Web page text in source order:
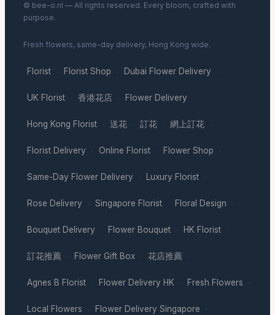
© bee-o.nl — All rights reserved. Every bloom, crafted with
purpose.
Fresh flowers, same-day delivery, Hong Kong wide.
Florist · Florist Shop · Dubai Flower Delivery ·
UK Florist · 香港花店 · Flower Delivery ·
Hong Kong Florist · 送花 · 訂花 · 網上訂花 ·
Florist Delivery · Online Florist · Flower Shop ·
Same-Day Flower Delivery · Luxury Florist ·
Rose Delivery · Singapore Florist · Floral Design ·
Bouquet Delivery · Flower Bouquet · HK Florist ·
訂花推薦 · Flower Gift Box · 花店推薦 ·
Agnes B Florist · Flower Delivery HK · Fresh Flowers ·
Local Flowers · Flower Delivery Singapore ·